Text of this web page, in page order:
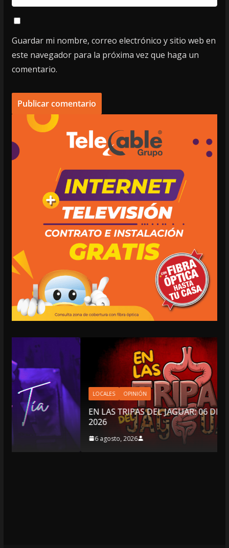
Guardar mi nombre, correo electrónico y sitio web en
este navegador para la próxima vez que haga un
comentario.
LOCALES OPINIÓN
EN LAS TRIPAS DEL JAGUAR: 06 DE AGOSTO DE
2026
6 agosto, 2026